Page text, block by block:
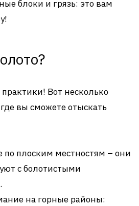
блоки и грязь: это вам
Вот несколько
вы сможете отыскать
по плоским местностям – они
с болотистыми
на горные районы: